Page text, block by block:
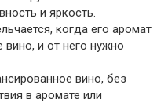
и яркость.
когда его аромат
вино, и от него нужно
вино, без
в аромате или